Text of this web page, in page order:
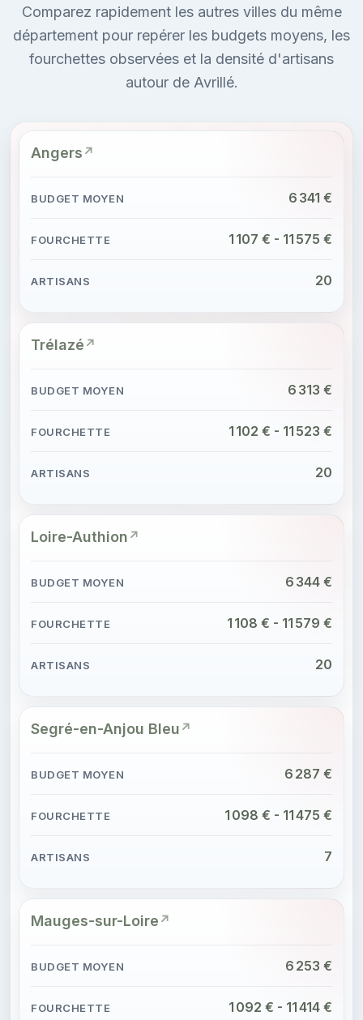
Comparez rapidement les autres villes du même
département pour repérer les budgets moyens, les
fourchettes observées et la densité d'artisans
autour de Avrillé.
Angers
6 341 €
1 107 € - 11 575 €
20
Trélazé
6 313 €
1 102 € - 11 523 €
20
Loire-Authion
6 344 €
1 108 € - 11 579 €
20
Segré-en-Anjou Bleu
6 287 €
1 098 € - 11 475 €
7
Mauges-sur-Loire
6 253 €
1 092 € - 11 414 €